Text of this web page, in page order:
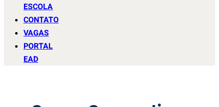
ESCOLA
CONTATO
VAGAS
PORTAL
EAD